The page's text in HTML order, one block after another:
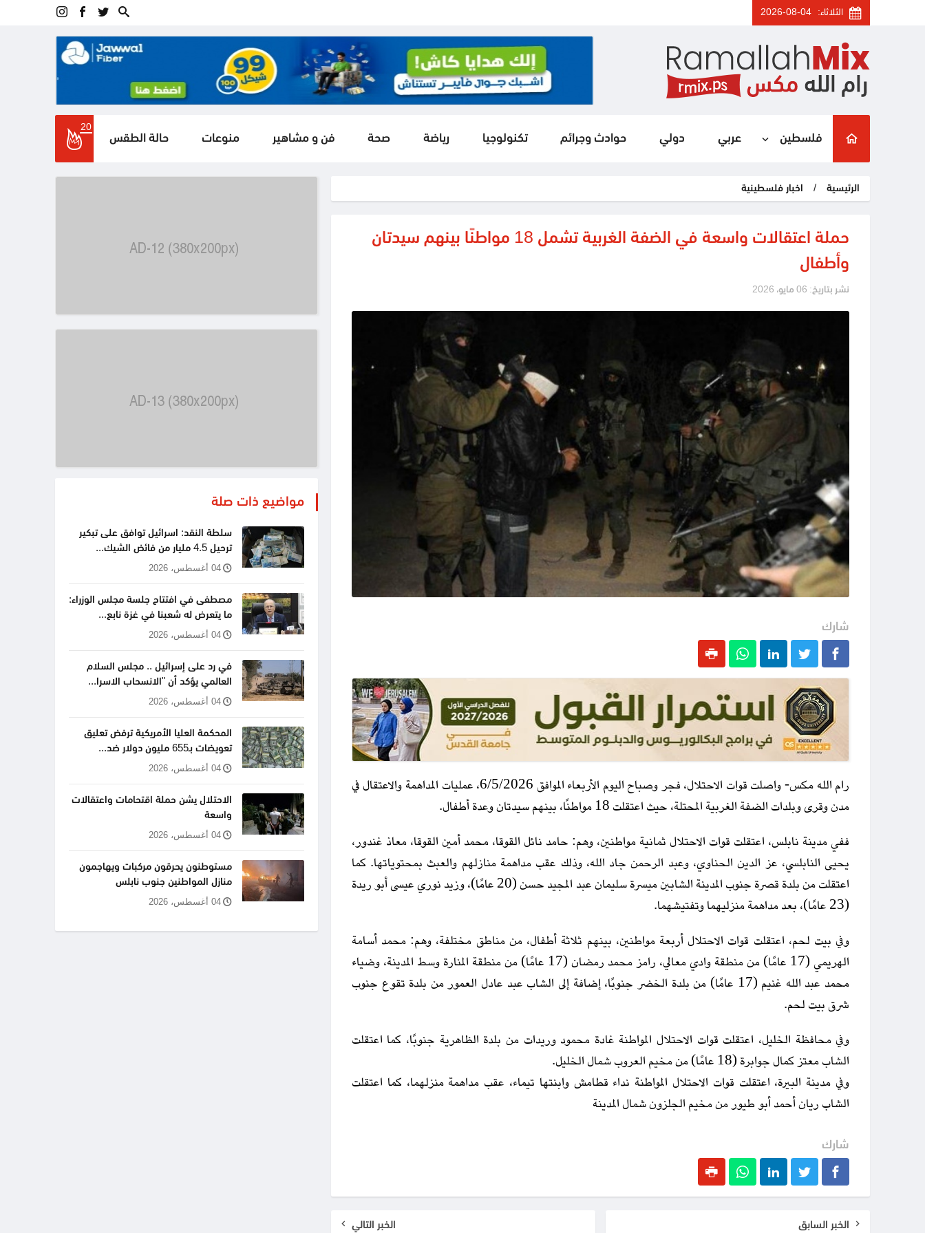
الثلاثاء: 2026-08-04
فلسطين عربي دولي حوادث وجرائم تكنولوجيا رياضة صحة فن و مشاهير منوعات حالة الطقس
20
الرئيسية / اخبار فلسطينية
حملة اعتقالات واسعة في الضفة الغربية تشمل 18 مواطنًا بينهم سيدتان
وأطفال
نشر بتاريخ: 06 مايو، 2026
شارك
رام الله مكس- واصلت قوات الاحتلال، فجر وصباح اليوم الأربعاء الموافق 6/5/2026، عمليات المداهمة والاعتقال في
مدن وقرى وبلدات الضفة الغربية المحتلة، حيث اعتقلت 18 مواطنًا، بينهم سيدتان وعدة أطفال.
ففي مدينة نابلس، اعتقلت قوات الاحتلال ثمانية مواطنين، وهم: حامد نائل القوقا، محمد أمين القوقا، معاذ غندور،
يحيى النابلسي، عز الدين الحناوي، وعبد الرحمن جاد الله، وذلك عقب مداهمة منازلهم والعبث بمحتوياتها. كما
اعتقلت من بلدة قصرة جنوب المدينة الشابين ميسرة سليمان عبد المجيد حسن (20 عامًا)، وزيد نوري عيسى أبو ريدة
(23 عامًا)، بعد مداهمة منزليهما وتفتيشهما.
وفي بيت لحم، اعتقلت قوات الاحتلال أربعة مواطنين، بينهم ثلاثة أطفال، من مناطق مختلفة، وهم: محمد أسامة
الهريمي (17 عامًا) من منطقة وادي معالي، رامز محمد رمضان (17 عامًا) من منطقة المنارة وسط المدينة، وضياء
محمد عبد الله غنيم (17 عامًا) من بلدة الخضر جنوبًا، إضافة إلى الشاب عبد عادل العمور من بلدة تقوع جنوب
شرق بيت لحم.
وفي محافظة الخليل، اعتقلت قوات الاحتلال المواطنة غادة محمود وريدات من بلدة الظاهرية جنوبًا، كما اعتقلت
الشاب معتز كمال جوابرة (18 عامًا) من مخيم العروب شمال الخليل.
وفي مدينة البيرة، اعتقلت قوات الاحتلال المواطنة نداء قطامش وابنتها تيماء، عقب مداهمة منزلهما، كما اعتقلت
الشاب ريان أحمد أبو طيور من مخيم الجلزون شمال المدينة
شارك
الخبر السابق الخبر التالي
مواضيع ذات صلة
سلطة النقد: اسرائيل توافق على تبكير
ترحيل 4.5 مليار من فائض الشيك...
04 أغسطس، 2026
مصطفى في افتتاح جلسة مجلس الوزراء:
ما يتعرض له شعبنا في غزة نابع...
04 أغسطس، 2026
في رد على إسرائيل .. مجلس السلام
العالمي يؤكد أن "الانسحاب الاسرا...
04 أغسطس، 2026
المحكمة العليا الأمريكية ترفض تعليق
تعويضات بـ655 مليون دولار ضد...
04 أغسطس، 2026
الاحتلال يشن حملة اقتحامات واعتقالات
واسعة
04 أغسطس، 2026
مستوطنون يحرقون مركبات ويهاجمون
منازل المواطنين جنوب نابلس
04 أغسطس، 2026